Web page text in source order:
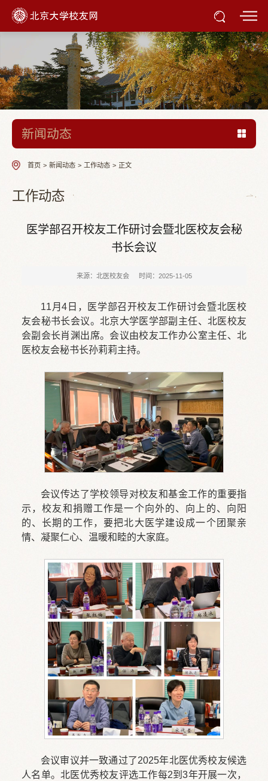
新闻动态
首页 > 新闻动态 > 工作动态 > 正文
工作动态
医学部召开校友工作研讨会暨北医校友会秘
书长会议
来源：北医校友会 时间：2025-11-05
11月4日，医学部召开校友工作研讨会暨北医校
友会秘书长会议。北京大学医学部副主任、北医校友
会副会长肖渊出席。会议由校友工作办公室主任、北
医校友会秘书长孙莉莉主持。
会议传达了学校领导对校友和基金工作的重要指
示，校友和捐赠工作是一个向外的、向上的、向阳
的、长期的工作，要把北大医学建设成一个团聚亲
情、凝聚仁心、温暖和睦的大家庭。
会议审议并一致通过了2025年北医优秀校友候选
人名单。北医优秀校友评选工作每2到3年开展一次，